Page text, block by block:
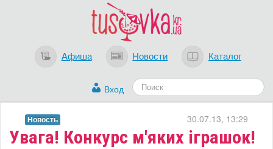
Афиша Новости Каталог
Вход
Увага! Конкурс м'яких іграшок!
30.07.13, 13:29
Новость